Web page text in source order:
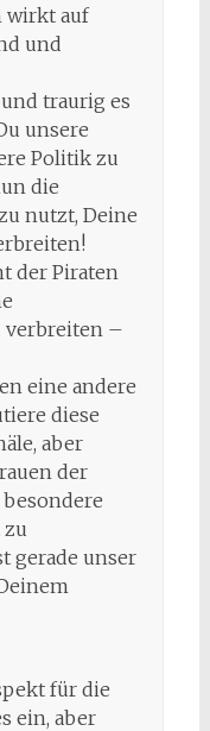
wirkt auf
und
traurig es
unsere
Politik zu
die
nutzt, Deine
der Piraten
verbreiten –
eine andere
diese
aber
der
gerade unser
für die
ein, aber